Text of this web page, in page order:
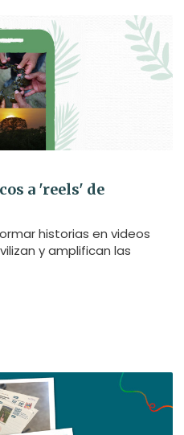
a 'reels' de
historias en videos
y amplifican las